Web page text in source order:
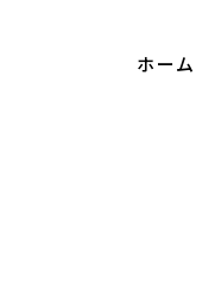
ホーム